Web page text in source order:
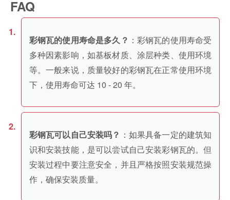
FAQ
彩钢瓦的使用寿命是多久？ ：彩钢瓦的使用寿命受
多种因素影响，如基板材质、涂层种类、使用环境
等。一般来说，质量较好的彩钢瓦在正常使用环境
下，使用寿命可达 10 - 20 年。
彩钢瓦可以自己安装吗？ ：如果具备一定的建筑知
识和安装技能，是可以尝试自己安装彩钢瓦的。但
安装过程中要注意安全，并且严格按照安装规范操
作，确保安装质量。